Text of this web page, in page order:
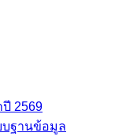
2569
ฐานข้อมูล